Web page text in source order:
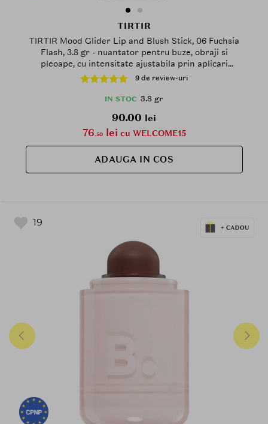
TIRTIR
TIRTIR Mood Glider Lip and Blush Stick, 06 Fuchsia
Flash, 3.8 gr - nuantator pentru buze, obraji si
pleoape, cu intensitate ajustabila prin aplicari
succesive9 de review-uri
IN STOC 3.8 gr
90.00 lei
76.50lei cu WELCOME15
ADAUGA IN COS
19